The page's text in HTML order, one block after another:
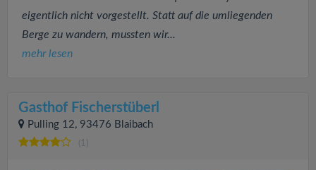
eigentlich nicht vorgestellt. Statt auf die umliegenden
Berge zu wandern, mussten wir...
mehr lesen
Gasthof Fischerstüberl
Pulling 12, 93476 Blaibach
(1)